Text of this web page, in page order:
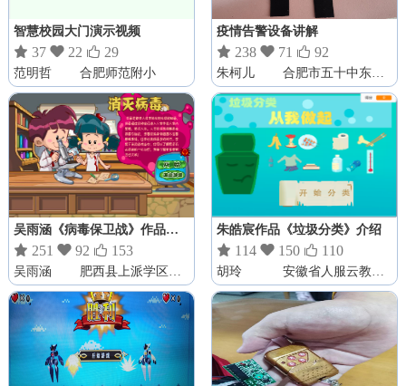
智慧校园大门演示视频
 37  22  29
范明哲 合肥师范附小
疫情告警设备讲解
 238  71  92
朱柯儿 合肥市五十中东校望江路分校
吴雨涵《病毒保卫战》作品介绍
 251  92  153
吴雨涵 肥西县上派学区中心校
朱皓宸作品《垃圾分类》介绍
 114  150  110
胡玲 安徽省人服云教育咨询有限公司